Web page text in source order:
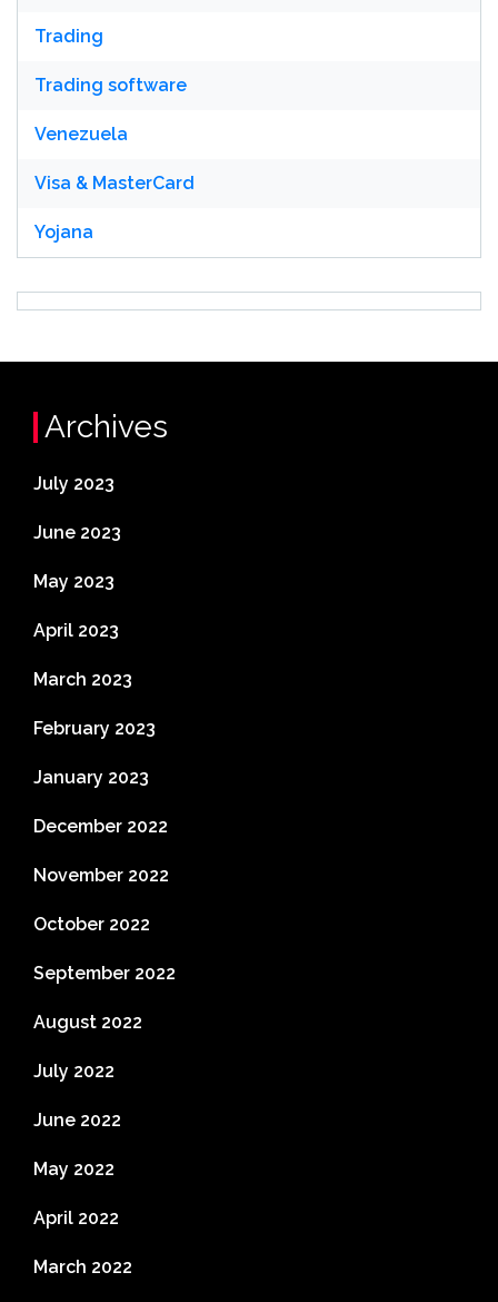
Trading
Trading software
Venezuela
Visa & MasterCard
Yojana
Archives
July 2023
June 2023
May 2023
April 2023
March 2023
February 2023
January 2023
December 2022
November 2022
October 2022
September 2022
August 2022
July 2022
June 2022
May 2022
April 2022
March 2022